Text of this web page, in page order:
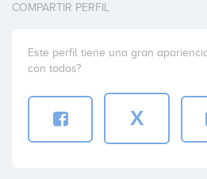
COMPARTIR PERFIL
Este perfil tiene una gran
con todos?
X